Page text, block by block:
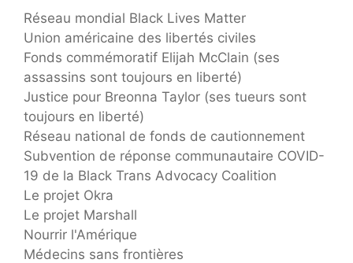
Réseau mondial Black Lives Matter
Union américaine des libertés civiles
Fonds commémoratif Elijah McClain (ses
assassins sont toujours en liberté)
Justice pour Breonna Taylor (ses tueurs sont
toujours en liberté)
Réseau national de fonds de cautionnement
Subvention de réponse communautaire COVID-
19 de la Black Trans Advocacy Coalition
Le projet Okra
Le projet Marshall
Nourrir l'Amérique
Médecins sans frontières